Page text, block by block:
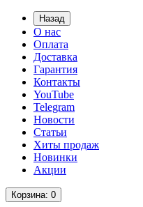
Назад
О нас
Оплата
Доставка
Гарантия
Контакты
YouTube
Telegram
Новости
Статьи
Хиты продаж
Новинки
Акции
Корзина: 0